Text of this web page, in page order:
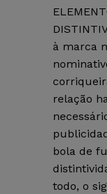
à marca
relação
bola de
todo, o